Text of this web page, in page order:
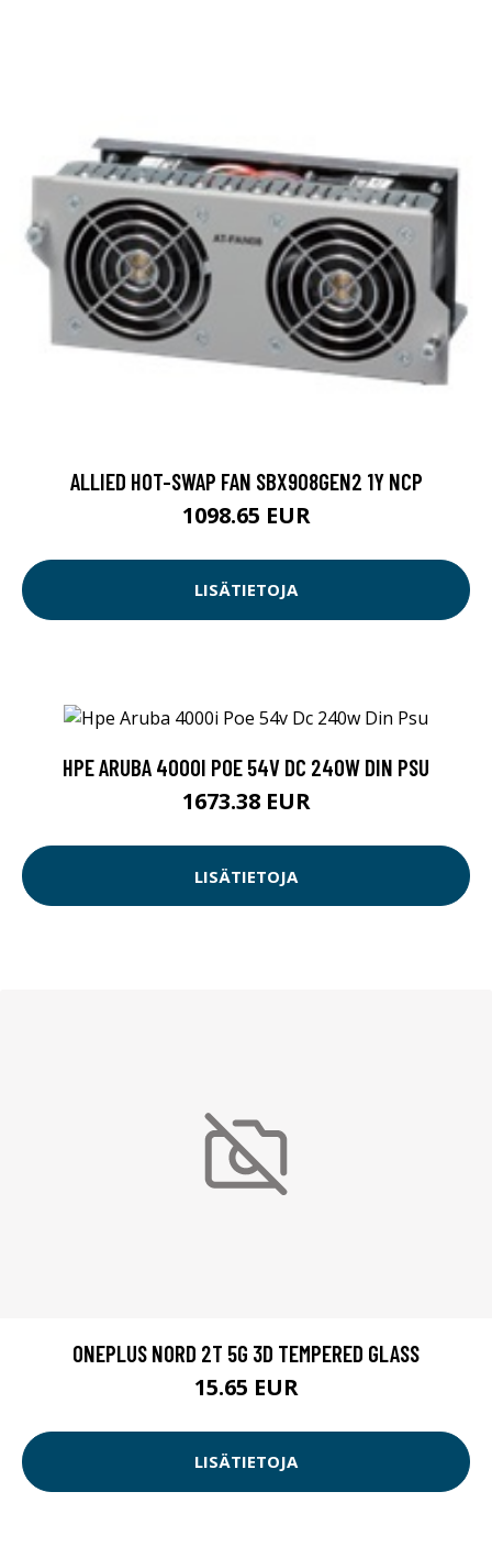
ALLIED HOT-SWAP FAN SBX908GEN2 1Y NCP
1098.65 EUR
LISÄTIETOJA
HPE ARUBA 4000I POE 54V DC 240W DIN PSU
1673.38 EUR
LISÄTIETOJA
ONEPLUS NORD 2T 5G 3D TEMPERED GLASS
15.65 EUR
LISÄTIETOJA